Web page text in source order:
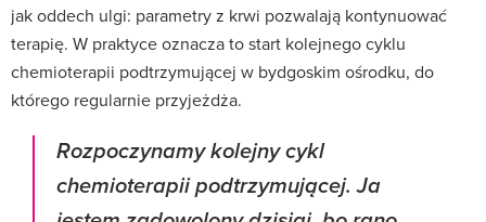
jak oddech ulgi: parametry z krwi pozwalają kontynuować
terapię. W praktyce oznacza to start kolejnego cyklu
chemioterapii podtrzymującej w bydgoskim ośrodku, do
którego regularnie przyjeżdża.
Rozpoczynamy kolejny cykl
chemioterapii podtrzymującej. Ja